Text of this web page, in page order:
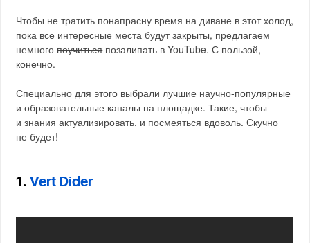
Чтобы не тратить понапрасну время на диване в этот холод,
пока все интересные места будут закрыты, предлагаем
немногопоучитьсяпозалипать в YouTube. С пользой,
конечно.
Специально для этого выбрали лучшие научно-популярные
и образовательные каналы на площадке. Такие, чтобы
и знания актуализировать, и посмеяться вдоволь. Скучно
не будет!
1.Vert Dider